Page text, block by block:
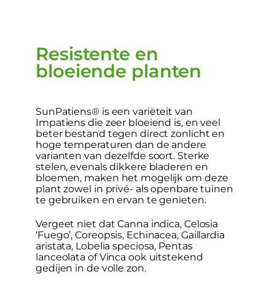
Resistente en
bloeiende planten
SunPatiens® is een variëteit van
Impatiens die zeer bloeiend is, en veel
beter bestand tegen direct zonlicht en
hoge temperaturen dan de andere
varianten van dezelfde soort. Sterke
stelen, evenals dikkere bladeren en
bloemen, maken het mogelijk om deze
plant zowel in privé- als openbare tuinen
te gebruiken en ervan te genieten.
Vergeet niet dat Canna indica, Celosia
‘Fuego’, Coreopsis, Echinacea, Gaillardia
aristata, Lobelia speciosa, Pentas
lanceolata of Vinca ook uitstekend
gedijen in de volle zon.